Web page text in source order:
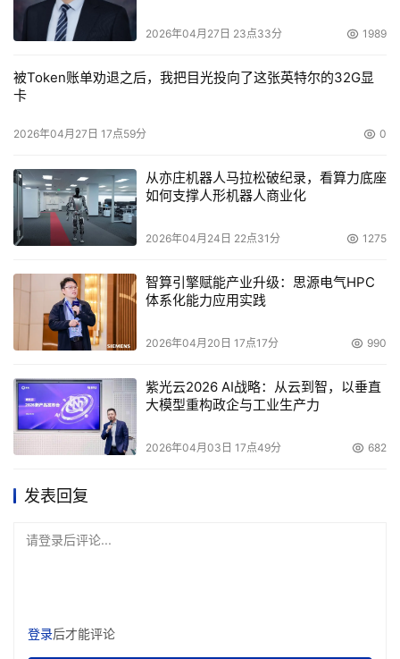
2026年04月27日 23点33分 1989
被Token账单劝退之后，我把目光投向了这张英特尔的32G显
卡
2026年04月27日 17点59分 0
从亦庄机器人马拉松破纪录，看算力底座
如何支撑人形机器人商业化
2026年04月24日 22点31分 1275
智算引擎赋能产业升级：思源电气HPC
体系化能力应用实践
2026年04月20日 17点17分 990
紫光云2026 AI战略：从云到智，以垂直
大模型重构政企与工业生产力
2026年04月03日 17点49分 682
发表回复
请登录后评论...
登录后才能评论